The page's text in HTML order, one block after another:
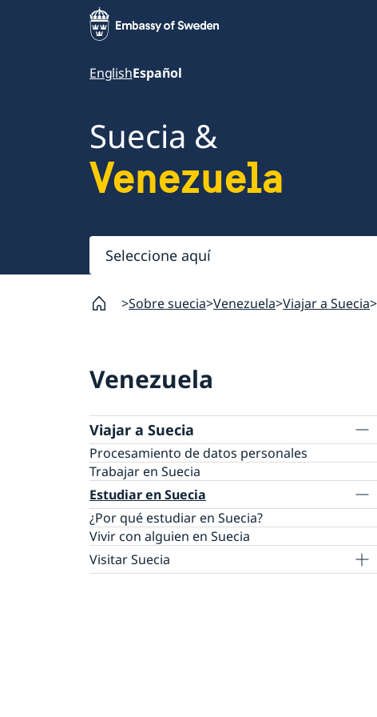
EnglishEspañol
Suecia &
Venezuela
Seleccione
aquí
Sobre suecia Venezuela Viajar a Suecia
Venezuela
Viajar a Suecia
Procesamiento de datos personales
Trabajar en Suecia
Estudiar en Suecia
¿Por qué estudiar en Suecia?
Vivir con alguien en Suecia
Visitar Suecia